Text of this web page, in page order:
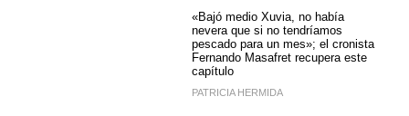
«Bajó medio Xuvia, no había
nevera que si no tendríamos
pescado para un mes»; el cronista
Fernando Masafret recupera este
capítulo
PATRICIA HERMIDA